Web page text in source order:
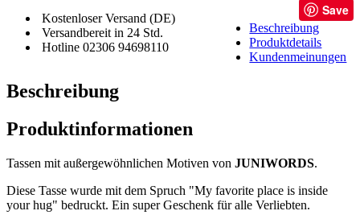
Kostenloser Versand (DE)
Versandbereit in 24 Std.
Hotline 02306 94698110
Save
Beschreibung
Produktdetails
Kundenmeinungen
Beschreibung
Produktinformationen
Tassen mit außergewöhnlichen Motiven von JUNIWORDS.
Diese Tasse wurde mit dem Spruch "My favorite place is inside
your hug" bedruckt. Ein super Geschenk für alle Verliebten.